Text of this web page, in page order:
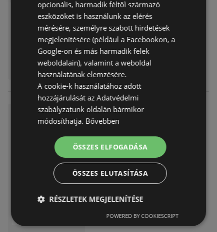
Jégkrém katalógus
Lejárat dátuma: 2026.07.09
opcionális, harmadik féltől származó
eszközöket is használunk az elérés
mérésére, személyre szabott hirdetések
megjelenítésére (például a Facebookon, a
Google-on és más harmadik felek
weboldalain), valamint a weboldal
használatának elemzésére.
A cookie-k használatához adott
hozzájárulását az Adatvédelmi
szabályzatunk oldalán bármikor
módosíthatja. Bővebben
ÖSSZES ELFOGADÁSA
ÖSSZES ELUTASÍTÁSA
RÉSZLETEK MEGJELENÍTÉSE
POWERED BY COOKIESCRIPT